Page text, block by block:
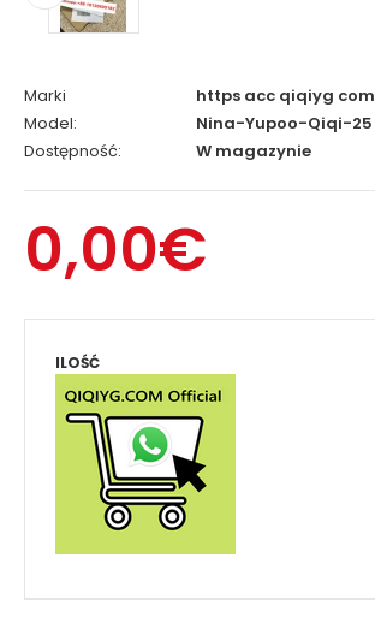
Marki
https acc qiqiyg com
Model:
Nina-Yupoo-Qiqi-25
Dostępność:
W magazynie
0,00€
ILOŚĆ